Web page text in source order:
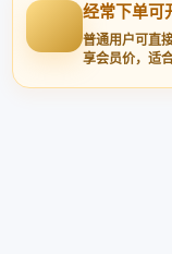
经常下单可
普通用户可直
享会员价，适